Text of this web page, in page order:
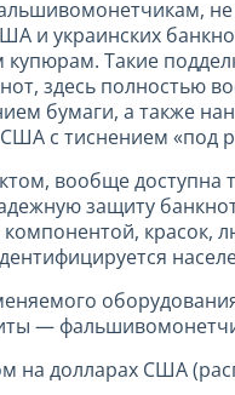
и украинских
Такие
здесь полностью
бумаги, а также
с тиснением «под
вообще
защиту
—
на долларах США